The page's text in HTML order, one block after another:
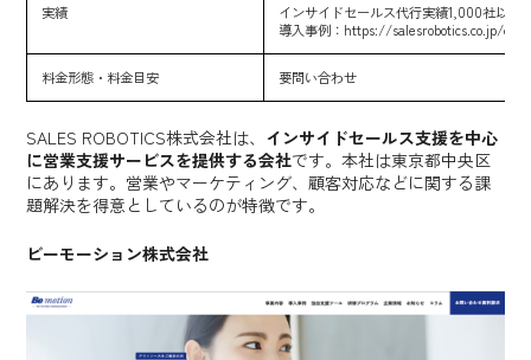
実績
インサイドセールス代行実績1,000社以上
導入事例： https://salesrobotics.co.jp/
料金形態・料金目安 要問い合わせ
SALES ROBOTICS株式会社は、 インサイドセールス支援を中心
に営業支援サービスを提供する会社です。本社は東京都中央区
にあります。営業やマーケティング、顧客対応などに関する課
題解決を得意としているのが特徴です。
ビーモーション株式会社